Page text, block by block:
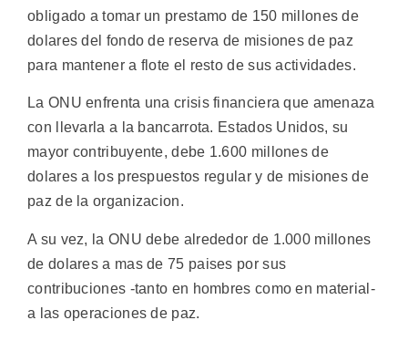
obligado a tomar un prestamo de 150 millones de
dolares del fondo de reserva de misiones de paz
para mantener a flote el resto de sus actividades.
La ONU enfrenta una crisis financiera que amenaza
con llevarla a la bancarrota. Estados Unidos, su
mayor contribuyente, debe 1.600 millones de
dolares a los prespuestos regular y de misiones de
paz de la organizacion.
A su vez, la ONU debe alrededor de 1.000 millones
de dolares a mas de 75 paises por sus
contribuciones -tanto en hombres como en material-
a las operaciones de paz.